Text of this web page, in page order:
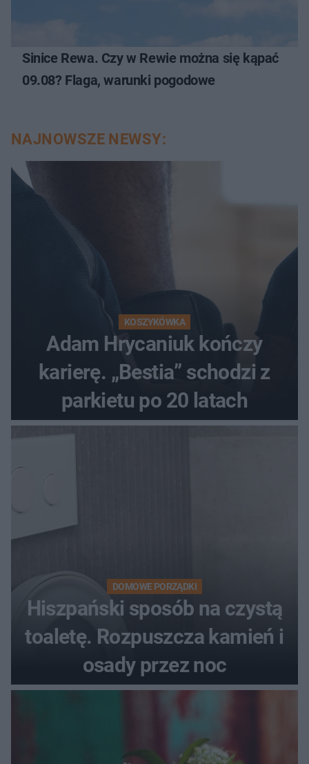
Sinice Rewa. Czy w Rewie można się kąpać
09.08? Flaga, warunki pogodowe
NAJNOWSZE NEWSY:
KOSZYKÓWKA
Adam Hrycaniuk kończy
karierę. „Bestia” schodzi z
parkietu po 20 latach
DOMOWE PORZĄDKI
Hiszpański sposób na czystą
toaletę. Rozpuszcza kamień i
osady przez noc